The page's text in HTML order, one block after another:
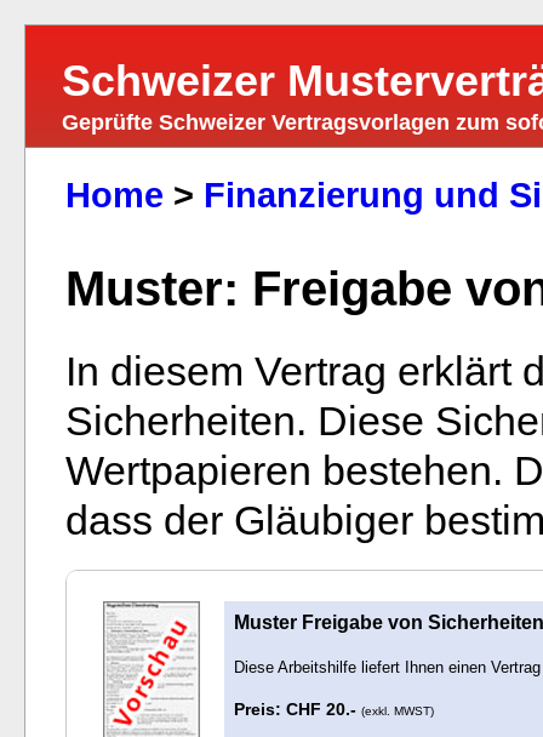
Schweizer
Geprüfte Schweizer Vertragsvorlagen zum
Home > Finanzierung und
Muster: Freigabe
In diesem Vertrag erklärt
Sicherheiten. Diese
Wertpapieren bestehen.
dass der Gläubiger
Muster Freigabe von Sicherheiten
Diese Arbeitshilfe liefert Ihnen einen
Preis: CHF 20.- (exkl. MWST)